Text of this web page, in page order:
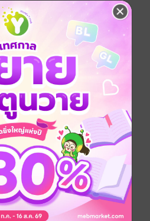
ขวัญ ติดตาม แชร์
ยวัน วันจันทร์ที่ 2 ธันวาคม
pdf
30 พฤศจิกายน 2567
32 หน้า
25 บาท